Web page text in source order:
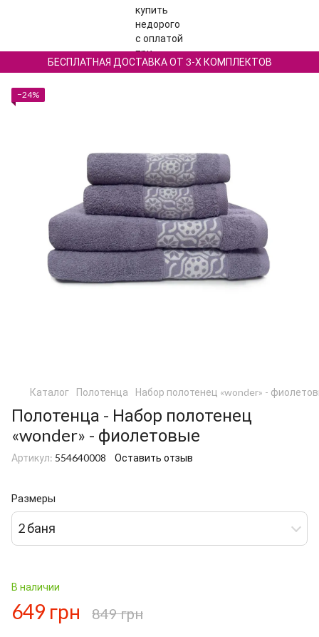
БЕСПЛАТНАЯ ДОСТАВКА ОТ 3-Х КОМПЛЕКТОВ
−24%
Каталог Полотенца Набор полотенец «wonder» -
Полотенца - Набор полотенец
«wonder» - фиолетовые
Артикул: 554640008 Оставить отзыв
Размеры
2 баня
В наличии
649 грн 849 грн